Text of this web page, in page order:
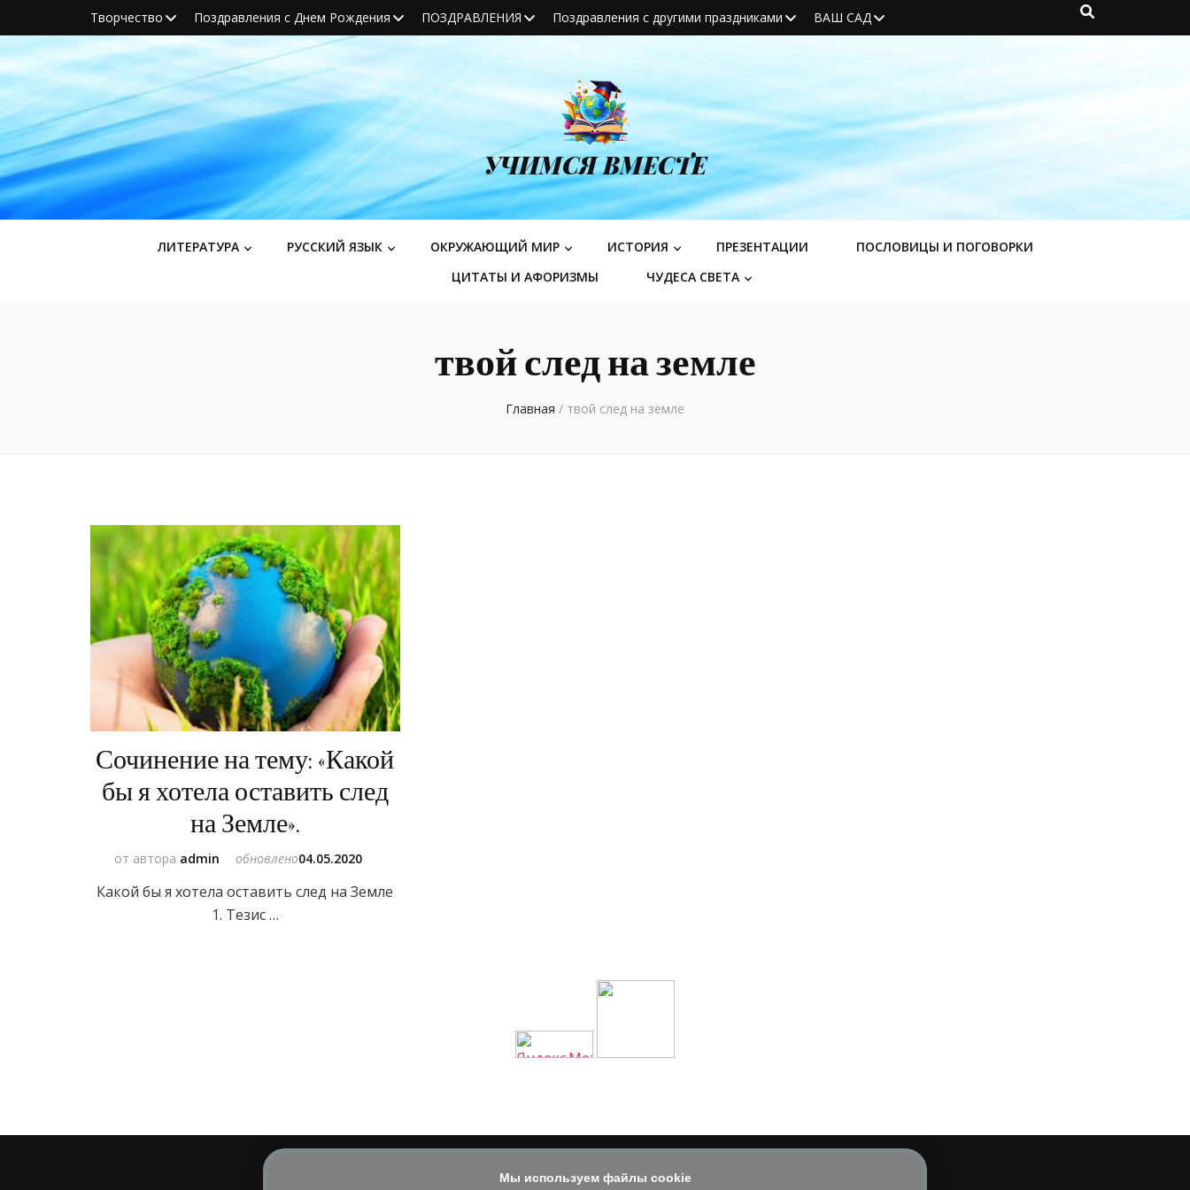
Творчество Поздравления с Днем Рождения ПОЗДРАВЛЕНИЯ Поздравления с другими праздниками ВАШ САД
УЧИМСЯ ВМЕСТЕ
ЛИТЕРАТУРА РУССКИЙ ЯЗЫК ОКРУЖАЮЩИЙ МИР ИСТОРИЯ ПРЕЗЕНТАЦИИ
ПОСЛОВИЦЫ И ПОГОВОРКИ
ЦИТАТЫ И АФОРИЗМЫ
ЧУДЕСА СВЕТА
твой след на земле
Главная / твой след на земле
Сочинение на тему: «Какой
бы я хотела оставить след
на Земле».
от автора admin обновлено04.05.2020
Какой бы я хотела оставить след на Земле
1. Тезис …
Мы используем файлы cookie
© 2014 - 2026